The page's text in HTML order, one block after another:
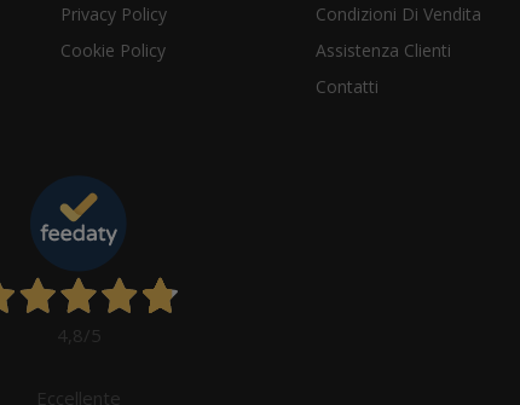
Privacy Policy
Cookie Policy
Condizioni Di Vendita
Assistenza Clienti
Contatti
4,8/5
Eccellente